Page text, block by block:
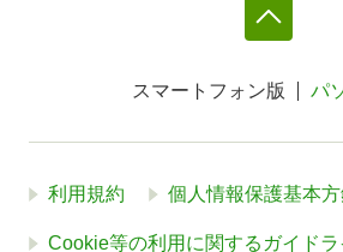
スマートフォン版 パ
利用規約 個人情報保護基本
Cookie等の利用に関するガイドラ